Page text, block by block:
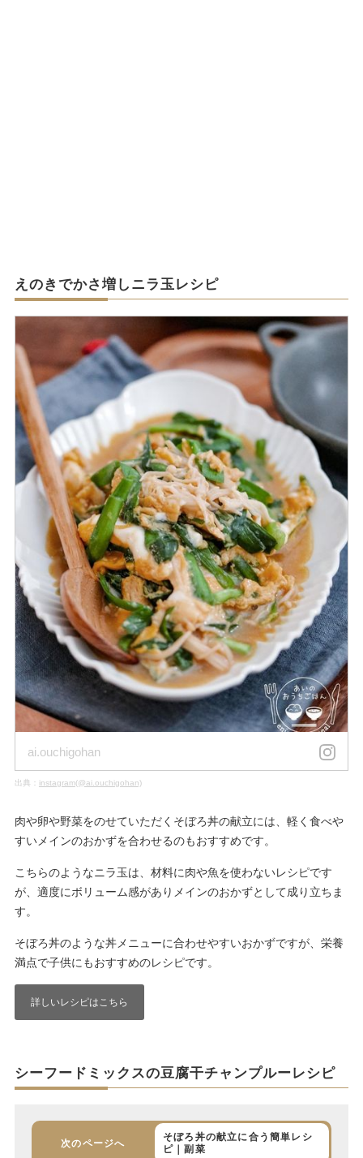
えのきでかさ増しニラ玉レシピ
ai.ouchigohan
出典： instagram(@ai.ouchigohan)
肉や卵や野菜をのせていただくそぼろ丼の献立には、軽く食べや
すいメインのおかずを合わせるのもおすすめです。
こちらのようなニラ玉は、材料に肉や魚を使わないレシピです
が、適度にボリューム感がありメインのおかずとして成り立ちま
す。
そぼろ丼のような丼メニューに合わせやすいおかずですが、栄養
満点で子供にもおすすめのレシピです。
詳しいレシピはこちら
シーフードミックスの豆腐干チャンプルーレシピ
次のページへ
そぼろ丼の献立に合う簡単レシ
ピ｜副菜